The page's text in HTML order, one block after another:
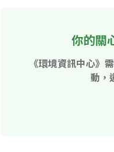
你的關
《環境資訊中心》
動，